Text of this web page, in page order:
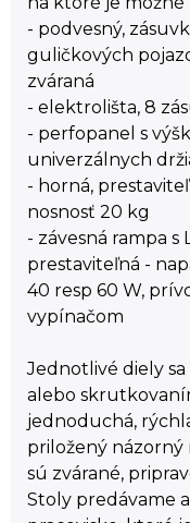
- podvesný,
guličkových
zváraná
- elektrolišta, 8
- perfopanel s
univerzálnych
- horná,
nosnosť 20 kg
- závesná rampa s
prestaviteľná -
40 resp 60 W,
vypínačom
Jednotlivé diely
alebo
jednoduchá,
priložený názorný
sú zvárané,
Stoly predávame